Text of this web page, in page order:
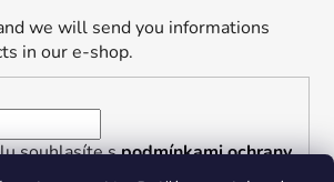
we will send you informations
in our e-shop.
souhlasíte spodmínkami ochrany